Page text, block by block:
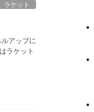
ラケット
アップに
ラケット